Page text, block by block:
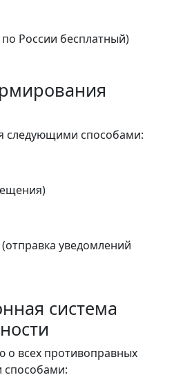
России бесплатный)
следующими способами:
(отправка уведомлений
система
всех противоправных
способами: